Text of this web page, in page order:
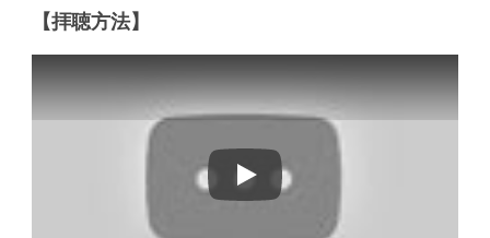
【拝聴方法】
Play